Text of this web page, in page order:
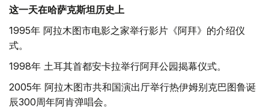
这一天在哈萨克斯坦历史上
1995年 阿拉木图市电影之家举行影片《阿拜》的介绍仪
式。
1998年 土耳其首都安卡拉举行阿拜公园揭幕仪式。
2005年 阿拉木图市共和国演出厅举行热伊姆别克巴图鲁诞
辰300周年阿肯弹唱会。